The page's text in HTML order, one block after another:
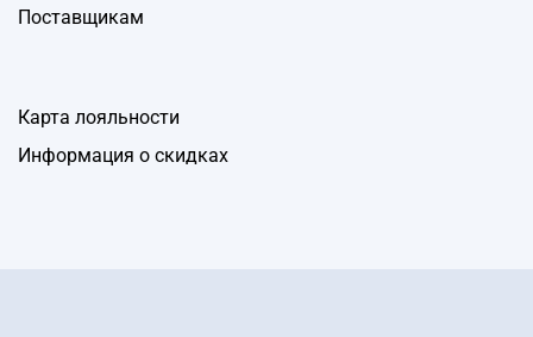
Поставщикам
Карта лояльности
Информация о скидках